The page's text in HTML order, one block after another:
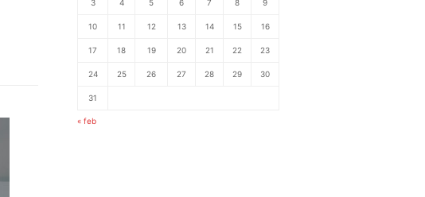
3 4 5 6 7 8 9
10 11 12 13 14 15 16
17 18 19 20 21 22 23
24 25 26 27 28 29 30
31
« feb